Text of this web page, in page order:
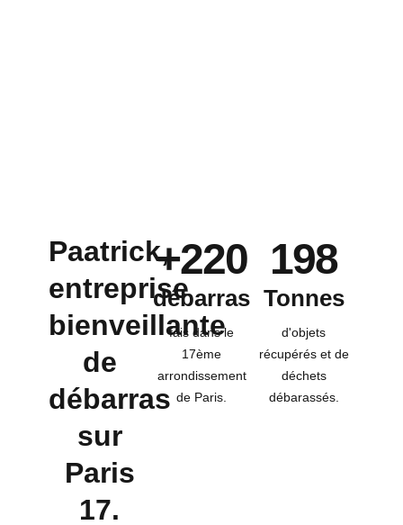
Paatrick,
entreprise
bienveillante
de
débarras
sur
Paris
17.
+220
débarras
fais dans le
17ème
arrondissement
de Paris.
198
Tonnes
d'objets
récupérés et de
déchets
débarassés.